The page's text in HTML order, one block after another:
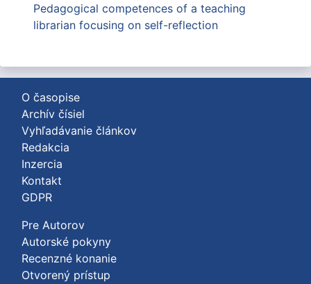
Pedagogical competences of a teaching
librarian focusing on self-reflection
O časopise
Archív čísiel
Vyhľadávanie článkov
Redakcia
Inzercia
Kontakt
GDPR
Pre Autorov
Autorské pokyny
Recenzné konanie
Otvorený prístup